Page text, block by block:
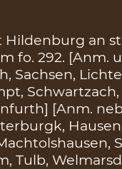
Hildenburg an
fo. 292. [Anm.
Sachsen,
[Anm.
Tulb,